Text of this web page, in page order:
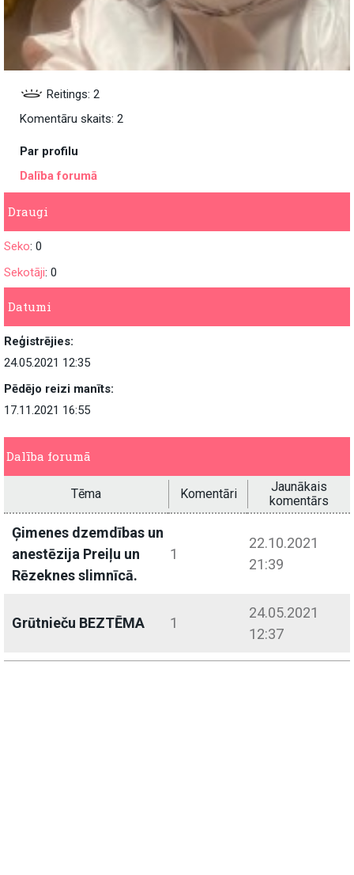
Reitings: 2
Komentāru skaits: 2
Par profilu
Dalība forumā
Draugi
Seko: 0
Sekotāji: 0
Datumi
Reģistrējies:
24.05.2021 12:35
Pēdējo reizi manīts:
17.11.2021 16:55
Dalība forumā
Tēma Komentāri
Jaunākais
komentārs
Ģimenes dzemdības un
anestēzija Preiļu un
Rēzeknes slimnīcā.
1
22.10.2021
21:39
Grūtnieču BEZTĒMA 1
24.05.2021
12:37